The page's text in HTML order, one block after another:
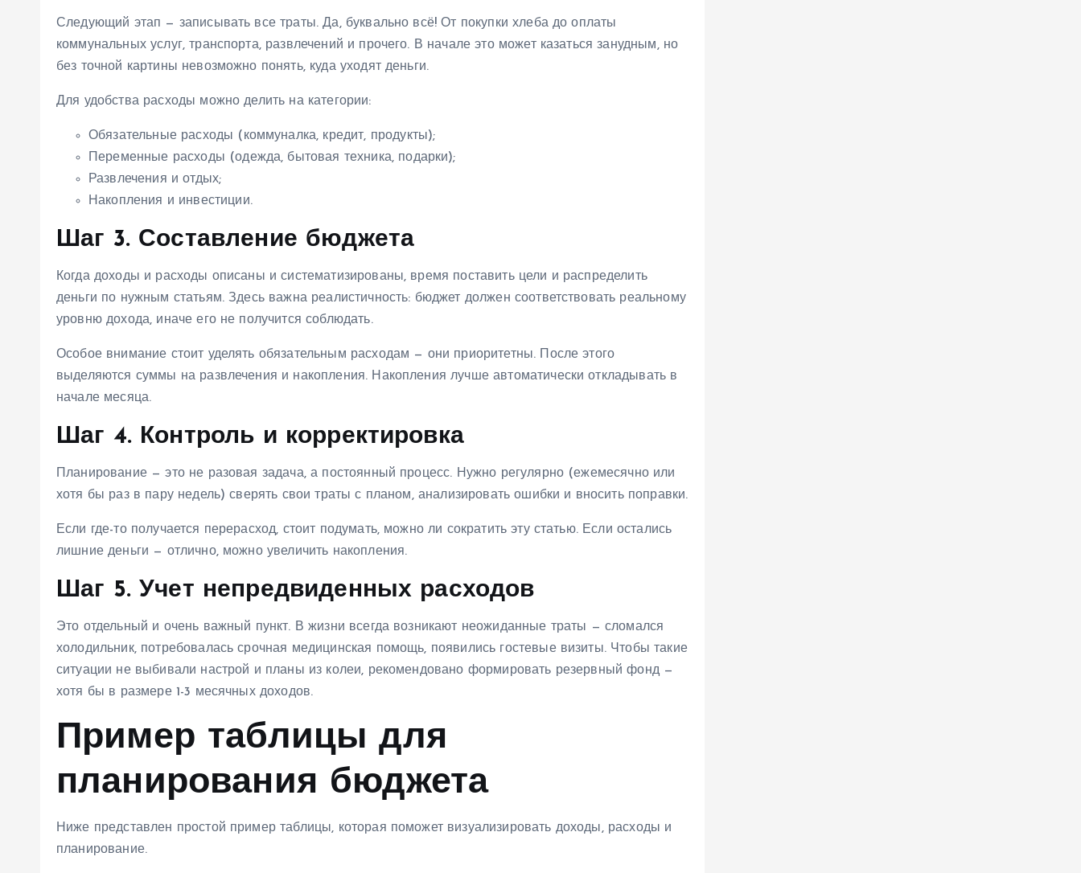
Следующий этап — записывать все траты. Да, буквально всё! От покупки хлеба до оплаты
коммунальных услуг, транспорта, развлечений и прочего. В начале это может казаться занудным, но
без точной картины невозможно понять, куда уходят деньги.
Для удобства расходы можно делить на категории:
Обязательные расходы (коммуналка, кредит, продукты);
Переменные расходы (одежда, бытовая техника, подарки);
Развлечения и отдых;
Накопления и инвестиции.
Шаг 3. Составление бюджета
Когда доходы и расходы описаны и систематизированы, время поставить цели и распределить
деньги по нужным статьям. Здесь важна реалистичность: бюджет должен соответствовать реальному
уровню дохода, иначе его не получится соблюдать.
Особое внимание стоит уделять обязательным расходам — они приоритетны. После этого
выделяются суммы на развлечения и накопления. Накопления лучше автоматически откладывать в
начале месяца.
Шаг 4. Контроль и корректировка
Планирование — это не разовая задача, а постоянный процесс. Нужно регулярно (ежемесячно или
хотя бы раз в пару недель) сверять свои траты с планом, анализировать ошибки и вносить поправки.
Если где-то получается перерасход, стоит подумать, можно ли сократить эту статью. Если остались
лишние деньги — отлично, можно увеличить накопления.
Шаг 5. Учет непредвиденных расходов
Это отдельный и очень важный пункт. В жизни всегда возникают неожиданные траты — сломался
холодильник, потребовалась срочная медицинская помощь, появились гостевые визиты. Чтобы такие
ситуации не выбивали настрой и планы из колеи, рекомендовано формировать резервный фонд —
хотя бы в размере 1-3 месячных доходов.
Пример таблицы для
планирования бюджета
Ниже представлен простой пример таблицы, которая поможет визуализировать доходы, расходы и
планирование.